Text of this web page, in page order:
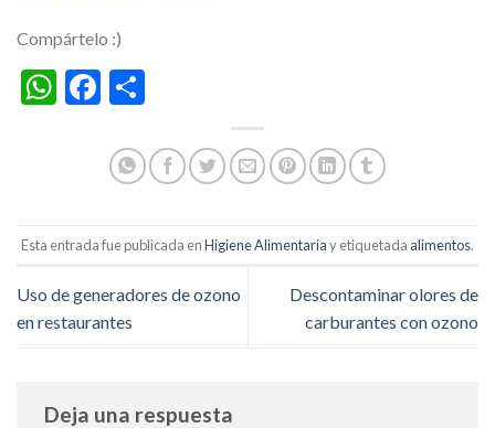
Compártelo :)
WhatsApp
Facebook
Esta entrada fue publicada enHigiene Alimentariay etiquetada alimentos.
Uso de generadores de ozono
en restaurantes
Descontaminar olores de
carburantes con ozono
Deja una respuesta